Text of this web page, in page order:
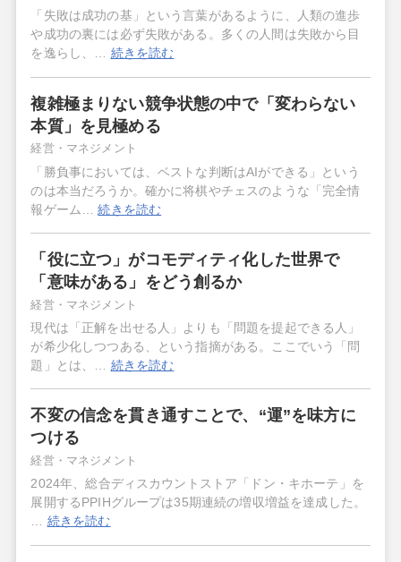
「失敗は成功の基」という言葉があるように、人類の進歩
や成功の裏には必ず失敗がある。多くの人間は失敗から目
を逸らし、… 続きを読む
複雑極まりない競争状態の中で「変わらない
本質」を見極める
経営・マネジメント
「勝負事においては、ベストな判断はAIができる」という
のは本当だろうか。確かに将棋やチェスのような「完全情
報ゲーム…続きを読む
「役に立つ」がコモディティ化した世界で
「意味がある」をどう創るか
経営・マネジメント
現代は「正解を出せる人」よりも「問題を提起できる人」
が希少化しつつある、という指摘がある。ここでいう「問
題」とは、… 続きを読む
不変の信念を貫き通すことで、“運”を味方に
つける
経営・マネジメント
2024年、総合ディスカウントストア「ドン・キホーテ」を
展開するPPIHグループは35期連続の増収増益を達成した。
… 続きを読む